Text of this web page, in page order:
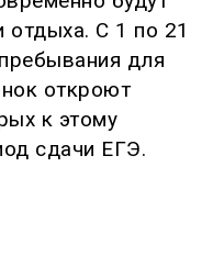
отдыха. С 1 по 21
для
откроют
к этому
сдачи ЕГЭ.